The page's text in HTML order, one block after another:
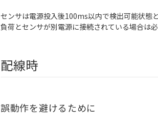
センサは電源投入後100ms以内で検出可能状態と
負荷とセンサが別電源に接続されている場合は
配線時
誤動作を避けるために